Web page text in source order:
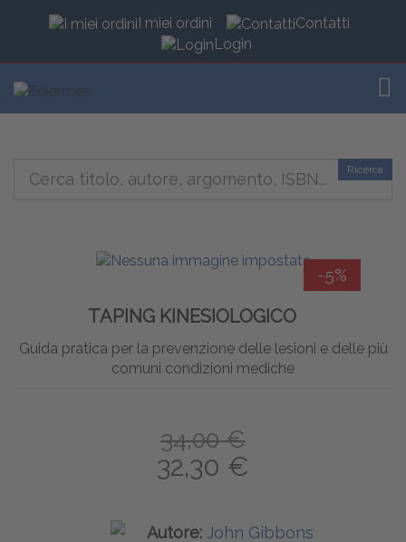
I miei ordini
Contatti
Login
Ricerca
-5%
TAPING KINESIOLOGICO
Guida pratica per la prevenzione delle lesioni e delle più
comuni condizioni mediche
34,00 €
32,30 €
Autore: John Gibbons